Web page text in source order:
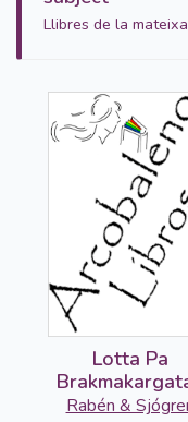
Llibres de la
Lotta Pa
Rabén &